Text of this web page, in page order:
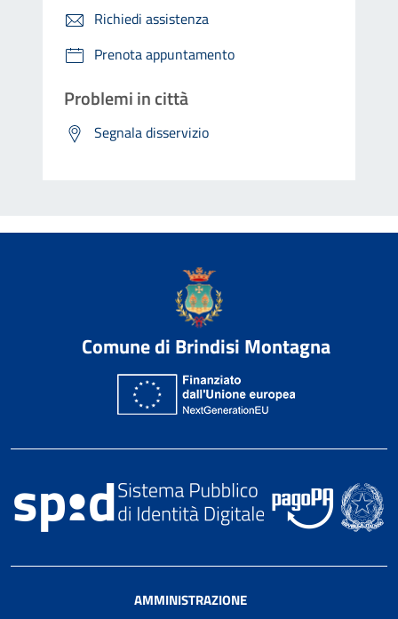
Richiedi assistenza
Prenota appuntamento
Problemi in città
Segnala disservizio
Comune di Brindisi Montagna
AMMINISTRAZIONE